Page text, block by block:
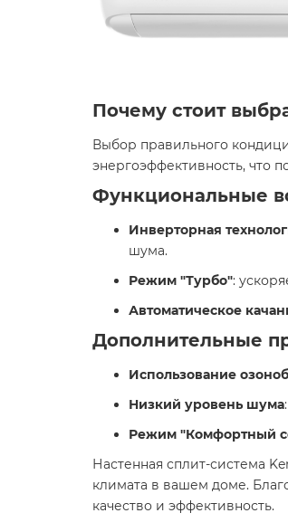
Почему стоит
Выбор правильного
энергоэффективность, что
Функциональные
Инверторная
шума.
Режим "Турбо":
Автоматическое
Дополнительные
Использование
Низкий уровень шума
Режим "Комфортный
Настенная сплит-система
климата в вашем доме.
качество и эффективность.